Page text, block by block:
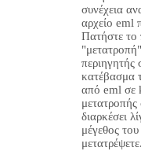
συνέχεια
αρχείο eml
Πατήστε το
περιηγητής
κατέβασμα
από eml σε
μετατροπής
διαρκέσει
μέγεθος
μετατρέψετε.